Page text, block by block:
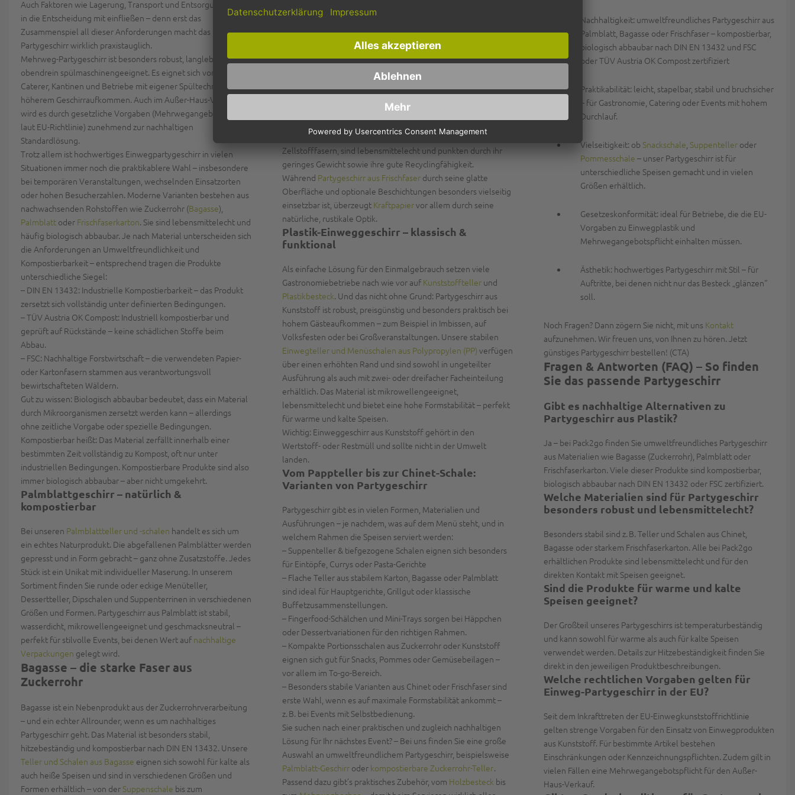
Auch Faktoren wie Lagerung, Transport und Entsorgung
in die Entscheidung mit einfließen – denn erst das
Zusammenspiel all dieser Anforderungen macht das
Partygeschirr wirklich praxistauglich.
Mehrweg-Partygeschirr ist besonders robust, langlebig und
obendrein spülmaschinengeeignet. Es eignet sich vor allem für
Caterer, Kantinen und Betriebe mit eigener Spültechnik und
höherem Geschirraufkommen. Auch im Außer-Haus-Verkauf
wird es durch gesetzliche Vorgaben (Mehrwegangebotspflicht
laut EU-Richtlinie) zunehmend zur nachhaltigen
Standardlösung.
Trotz allem ist hochwertiges Einwegpartygeschirr in vielen
Situationen immer noch die praktikablere Wahl – insbesondere
bei temporären Veranstaltungen, wechselnden Einsatzorten
oder hohen Besucherzahlen. Moderne Varianten bestehen aus
nachwachsenden Rohstoffen wie Zuckerrohr (Bagasse),
Palmblatt oder Frischfaserkarton. Sie sind lebensmittelecht und
häufig biologisch abbaubar. Je nach Material unterscheiden sich
die Anforderungen an Umweltfreundlichkeit und
Kompostierbarkeit – entsprechend tragen die Produkte
unterschiedliche Siegel:
– DIN EN 13432: Industrielle Kompostierbarkeit – das Produkt
zersetzt sich vollständig unter definierten Bedingungen.
–TÜV Austria OK Compost: Industriell kompostierbar und
geprüft auf Rückstände – keine schädlichen Stoffe beim
Abbau.
– FSC: Nachhaltige Forstwirtschaft – die verwendeten Papier-
oder Kartonfasern stammen aus verantwortungsvoll
bewirtschafteten Wäldern.
Gut zu wissen: Biologisch abbaubar bedeutet, dass ein Material
durch Mikroorganismen zersetzt werden kann – allerdings
ohne zeitliche Vorgabe oder spezielle Bedingungen.
Kompostierbar heißt: Das Material zerfällt innerhalb einer
bestimmten Zeit vollständig zu Kompost, oft nur unter
industriellen Bedingungen. Kompostierbare Produkte sind also
immer biologisch abbaubar – aber nicht umgekehrt.
Palmblattgeschirr – natürlich &
kompostierbar
Bei unseren Palmblattteller und -schalen handelt es sich um
ein echtes Naturprodukt. Die abgefallenen Palmblätter werden
gepresst und in Form gebracht – ganz ohne Zusatzstoffe. Jedes
Stück ist ein Unikat mit individueller Maserung. In unserem
Sortiment finden Sie runde oder eckige Menüteller,
Dessertteller, Dipschalen und Suppenterrinen in verschiedenen
Größen und Formen. Partygeschirr aus Palmblatt ist stabil,
wasserdicht, mikrowellengeeignet und geschmacksneutral –
perfekt für stilvolle Events, bei denen Wert auf nachhaltige
Verpackungen gelegt wird.
Bagasse – die starke Faser aus
Zuckerrohr
Bagasse ist ein Nebenprodukt aus der Zuckerrohrverarbeitung
– und ein echter Allrounder, wenn es um nachhaltiges
Partygeschirr geht. Das Material ist besonders stabil,
hitzebeständig und kompostierbar nach DIN EN 13432. Unsere
Teller und Schalen aus Bagasse eignen sich sowohl für kalte als
auch heiße Speisen und sind in verschiedenen Größen und
Formen erhältlich – von der Suppenschale bis zum
undeckigeTeller und Schalen in verschiedenen Größen (z. B.
17, 22 oder 24 cm) sowie unterteilte Menüteller für Saucen,
Beilagen und Salate.
Frischfaser & Kraftpapier – natürlich, leicht
& lebensmittelecht
Ob gebackene Leckereien, Sandwiches oder Fingerfood – für
trockene bis leicht fettige Speisen sind unsere
Schalen aus Frischfaser oder Kraftpapiereine ebenso praktische
wie nachhaltige Lösung. Beide Materialien basieren auf
Zellstofffasern, sind lebensmittelecht und punkten durch ihr
geringes Gewicht sowie ihre gute Recyclingfähigkeit.
Während Partygeschirr aus Frischfaser durch seine glatte
Oberfläche und optionale Beschichtungen besonders vielseitig
einsetzbar ist, überzeugt Kraftpapiervor allem durch seine
natürliche, rustikale Optik.
Plastik-Einweggeschirr – klassisch &
funktional
Als einfache Lösung für den Einmalgebrauch setzen viele
Gastronomiebetriebe nach wie vor auf Kunststoffteller und
Plastikbesteck. Und das nicht ohne Grund: Partygeschirr aus
Kunststoff ist robust, preisgünstig und besonders praktisch bei
hohem Gästeaufkommen – zum Beispiel in Imbissen, auf
Volksfesten oder bei Großveranstaltungen. Unsere stabilen
Einwegteller und Menüschalen aus Polypropylen (PP) verfügen
über einen erhöhten Rand und sind sowohl in ungeteilter
Ausführung als auch mit zwei- oder dreifacher Facheinteilung
erhältlich. Das Material ist mikrowellengeeignet,
lebensmittelecht und bietet eine hohe Formstabilität– perfekt
für warme und kalte Speisen.
Wichtig: Einweggeschirr aus Kunststoff gehört in den
Wertstoff- oder Restmüll und sollte nicht in der Umwelt
landen.
Vom Pappteller bis zur Chinet-Schale:
Varianten von Partygeschirr
Partygeschirr gibt es in vielen Formen, Materialien und
Ausführungen – je nachdem, was auf dem Menü steht, und in
welchem Rahmen die Speisen serviert werden:
– Suppenteller & tiefgezogene Schalen eignen sich besonders
für Eintöpfe, Currys oder Pasta-Gerichte
– Flache Teller aus stabilem Karton, Bagasse oder Palmblatt
sind ideal für Hauptgerichte, Grillgut oder klassische
Buffetzusammenstellungen.
– Fingerfood-Schälchen und Mini-Trays sorgen bei Häppchen
oder Dessertvariationen für den richtigen Rahmen.
– Kompakte Portionsschalen aus Zuckerrohr oder Kunststoff
eignen sich gut für Snacks, Pommes oder Gemüsebeilagen –
vor allem im To-go-Bereich.
– Besonders stabile Varianten aus Chinet oder Frischfaser sind
erste Wahl, wenn es auf maximale Formstabilität ankommt –
z. B. bei Events mit Selbstbedienung.
Sie suchen nach einer praktischen und zugleich nachhaltigen
Lösung für Ihr nächstes Event? – Bei uns finden Sie eine große
Auswahl an umweltfreundlichem Partygeschirr, beispielsweise
Palmblatt-Geschirr oder kompostierbare Zuckerrohr-Teller.
Passend dazu gibt’s praktisches Zubehör, vom Holzbesteck bis
Nachhaltigkeit: umweltfreundliches Partygeschirr aus
Palmblatt, Bagasse oder Frischfaser – kompostierbar,
biologisch abbaubar nach DIN EN 13432 und FSC
oder TÜV Austria OK Compostzertifiziert
Praktikabilität: leicht, stapelbar, stabil und bruchsicher
– für Gastronomie, Catering oder Events mit hohem
Durchlauf.
Vielseitigkeit: ob Snackschale, Suppenteller oder
Pommesschale – unser Partygeschirr ist für
unterschiedliche Speisen gemacht und in vielen
Größen erhältlich.
Gesetzeskonformität: ideal für Betriebe, die die EU-
Vorgaben zu Einwegplastik und
Mehrwegangebotspflicht einhalten müssen.
Ästhetik: hochwertiges Partygeschirr mit Stil – für
Auftritte, bei denen nicht nur das Besteck „glänzen“
soll.
Noch Fragen? Dann zögern Sie nicht, mit uns Kontakt
aufzunehmen. Wir freuen uns, von Ihnen zu hören. Jetzt
günstiges Partygeschirr bestellen! (CTA)
Fragen & Antworten (FAQ) – So finden
Sie das passende Partygeschirr
Gibt es nachhaltige Alternativen zu
Partygeschirr aus Plastik?
Ja – bei Pack2go finden Sie umweltfreundliches Partygeschirr
aus Materialien wie Bagasse (Zuckerrohr), Palmblatt oder
Frischfaserkarton. Viele dieser Produkte sind kompostierbar,
biologisch abbaubar nach DIN EN 13432 oder FSC zertifiziert.
Welche Materialien sind für Partygeschirr
besonders robust und lebensmittelecht?
Besonders stabil sind z. B. Teller und Schalen aus Chinet,
Bagasse oder starkem Frischfaserkarton. Alle bei Pack2go
erhältlichen Produkte sind lebensmittelecht und für den
direkten Kontakt mit Speisen geeignet.
Sind die Produkte für warme und kalte
Speisen geeignet?
Der Großteil unseres Partygeschirrs ist temperaturbeständig
und kann sowohl für warme als auch für kalte Speisen
verwendet werden. Details zur Hitzebeständigkeit finden Sie
direkt in den jeweiligen Produktbeschreibungen.
Welche rechtlichen Vorgaben gelten für
Einweg-Partygeschirr in der EU?
Seit dem Inkrafttreten der EU-Einwegkunststoffrichtlinie
gelten strenge Vorgaben für den Einsatz von Einwegprodukten
aus Kunststoff. Für bestimmte Artikel bestehen
Einschränkungen oder Kennzeichnungspflichten. Zudem gilt in
vielen Fällen eine Mehrwegangebotspflicht für den Außer-
Haus-Verkauf.